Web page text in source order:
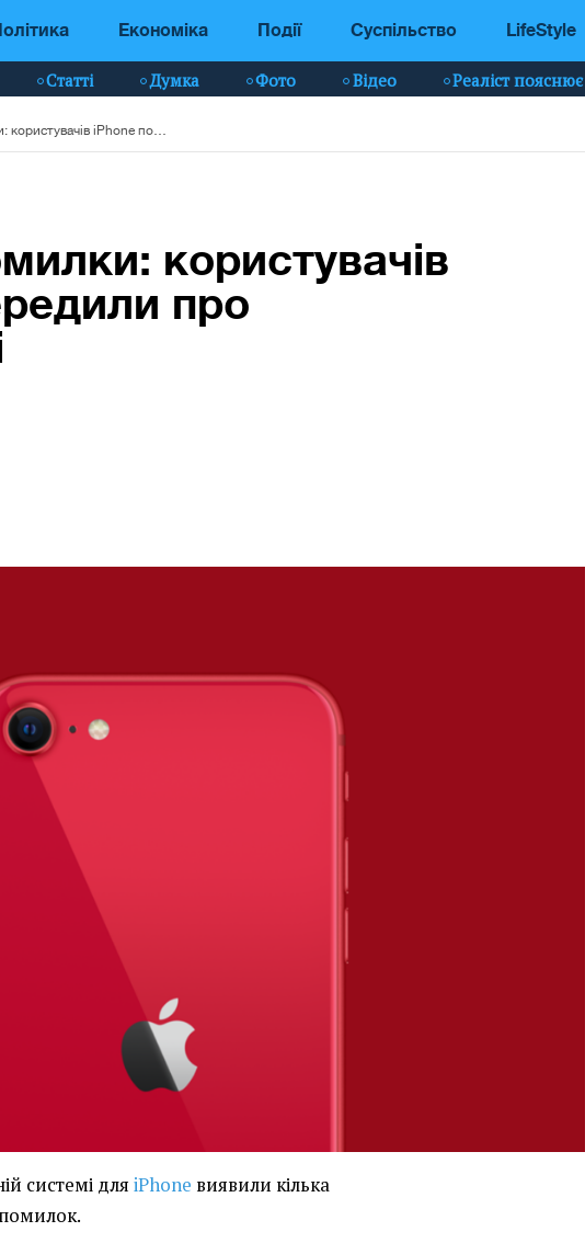
Економіка Події Суспільство LifeStyle
Статті Думка Фото Відео Реаліст пояснює
користувачів
про
системі дляiPhone виявили кілька